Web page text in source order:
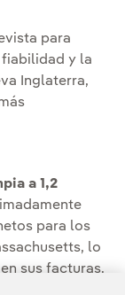
para
fiabilidad y la
Inglaterra,
a 1,2
para los
lo
sus facturas.